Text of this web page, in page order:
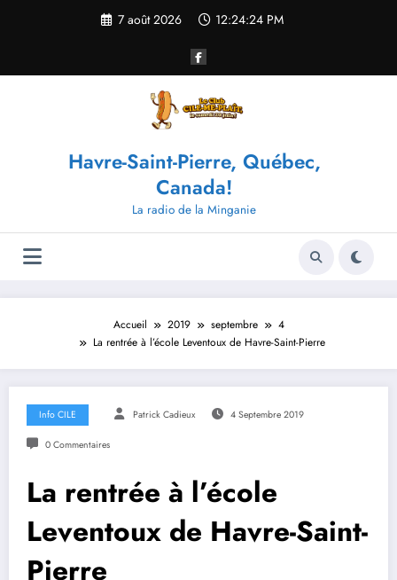
7 août 2026 12:24:24 PM
Havre-Saint-Pierre, Québec,
Canada!
La radio de la Minganie
Accueil 2019 septembre
4
La rentrée à l’école Leventoux de Havre-Saint-Pierre
Info CILE Patrick Cadieux 4 Septembre 2019
0 Commentaires
La rentrée à l’école
Leventoux de Havre-Saint-
Pierre